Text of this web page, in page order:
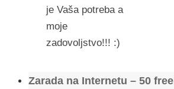
je Vaša potreba a
moje
zadovoljstvo!!! :)
Zarada na Internetu – 50